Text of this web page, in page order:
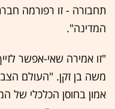
תחבורה - זו רפורמה
המדינה".
"זו אמירה שאי-אפשר
משה בן זקן. "העולם
אמון בחוסן הכלכלי של